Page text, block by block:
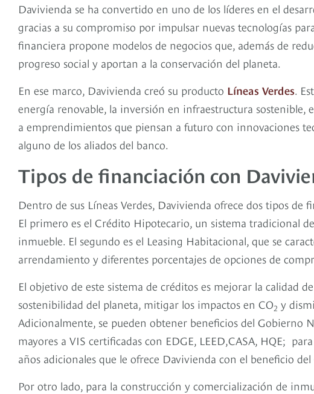
Davivienda se ha convertido en uno de los líderes en el
gracias a su compromiso por impulsar nuevas tecnologías
financiera propone modelos de negocios que, además de
progreso social y aportan a la conservación del planeta.
En ese marco, Davivienda creó su producto Líneas Verdes.
energía renovable, la inversión en infraestructura sostenible,
a emprendimientos que piensan a futuro con innovaciones
alguno de los aliados del banco.
Tipos de financiación con
Dentro de sus Líneas Verdes, Davivienda ofrece dos tipos
El primero es el Crédito Hipotecario, un sistema tradicional
inmueble. El segundo es el Leasing Habitacional, que se
arrendamiento y diferentes porcentajes de opciones de
El objetivo de este sistema de créditos es mejorar la calidad
sostenibilidad del planeta, mitigar los impactos en CO2 y
Adicionalmente, se pueden obtener beneficios del Gobierno
mayores a VIS certificadas con EDGE, LEED,CASA, HQE;
años adicionales que le ofrece Davivienda con el beneficio
Por otro lado, para la construcción y comercialización de